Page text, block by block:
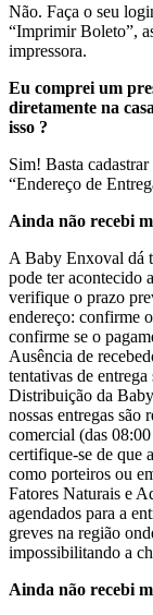
Não. Faça o seu
“Imprimir Boleto”,
impressora.
Eu comprei um
diretamente na
isso ?
Sim! Basta cadastrar
“Endereço de
Ainda não recebi
A Baby Enxoval dá
pode ter acontecido
verifique o prazo
endereço: confirme
confirme se o
Ausência de
tentativas de
Distribuição da
nossas entregas são
comercial (das
certifique-se de que
como porteiros ou
Fatores Naturais e
agendados para a
greves na região
impossibilitando a
Ainda não recebi